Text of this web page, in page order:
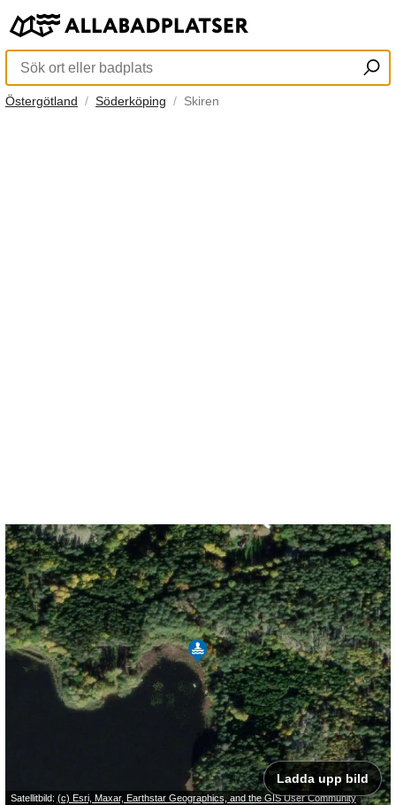
Östergötland Söderköping Skiren
Satellitbild: (c) Esri, Maxar, Earthstar Geographics, and the GIS User Community
Ladda upp bild